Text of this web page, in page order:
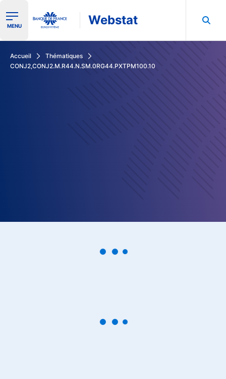
Ouvrir le menu de navigation
MENU Webstat
Accueil
Thématiques
CONJ2,CONJ2.M.R44.N.SM.0RG44.PXTPM100.10